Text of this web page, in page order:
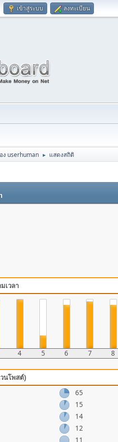
เข้าสู่ระบบ ลงทะเบียน
ง userhuman ► แสดงสถิติ
เวลา
4 5 6 7 8
นโพสต์)
65
15
14
12
11